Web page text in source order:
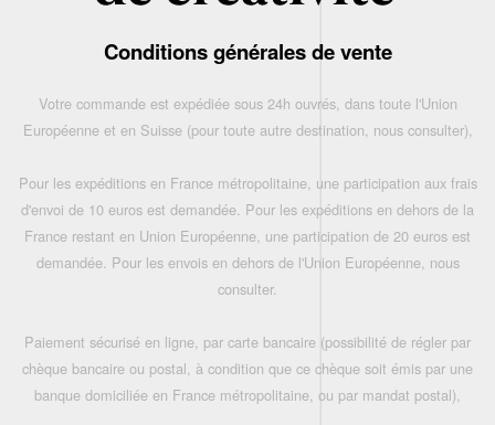
Conditions générales de vente
Votre commande est expédiée sous 24h ouvrés, dans toute l'Union
Européenne et en Suisse (pour toute autre destination, nous consulter),
Pour les expéditions en France métropolitaine, une participation aux frais
d'envoi de 10 euros est demandée. Pour les expéditions en dehors de la
France restant en Union Européenne, une participation de 20 euros est
demandée. Pour les envois en dehors de l'Union Européenne, nous
consulter.
Paiement sécurisé en ligne, par carte bancaire (possibilité de régler par
chèque bancaire ou postal, à condition que ce chèque soit émis par une
banque domiciliée en France métropolitaine, ou par mandat postal),